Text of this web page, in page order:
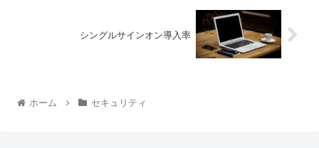
シングルサインオン導入率
ホーム セキュリティ